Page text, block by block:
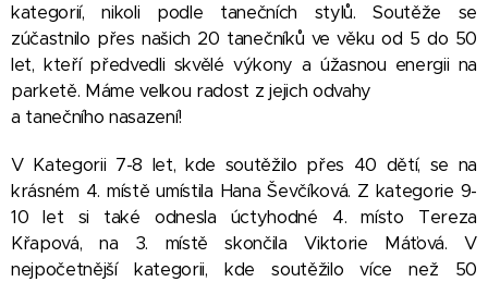
kategorií, nikoli podle tanečních stylů. Soutěže se
zúčastnilo přes našich 20 tanečníků ve věku od 5 do 50
let, kteří předvedli skvělé výkony a úžasnou energii na
parketě. Máme velkou radost z jejich odvahy
a tanečního nasazení!
V Kategorii 7-8 let, kde soutěžilo přes 40 dětí, se na
krásném 4. místě umístila Hana Ševčíková. Z kategorie 9-
10 let si také odnesla úctyhodné 4. místo Tereza
Křapová, na 3. místě skončila Viktorie Máťová. V
nejpočetnější kategorii, kde soutěžilo více než 50